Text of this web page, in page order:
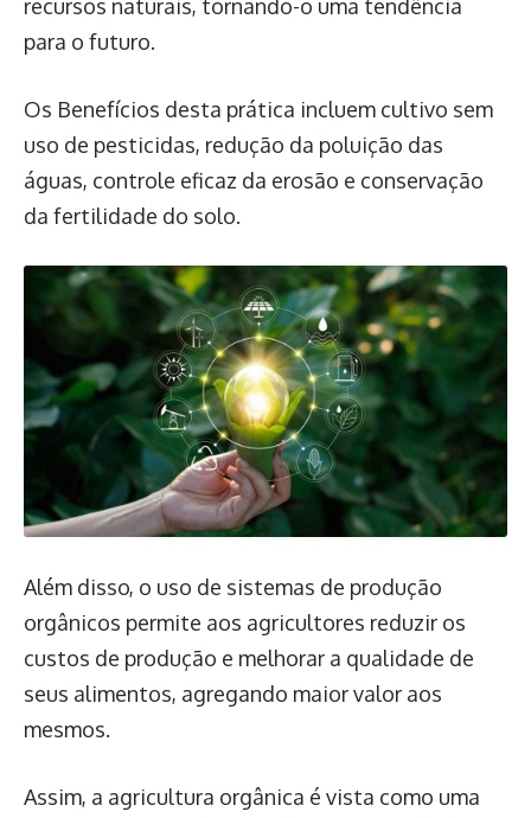
recursos naturais, tornando-o uma tendência
para o futuro.
Os Benefícios desta prática incluem cultivo sem
uso de pesticidas, redução da poluição das
águas, controle eficaz da erosão e conservação
da fertilidade do solo.
Além disso, o uso de sistemas de produção
orgânicos permite aos agricultores reduzir os
custos de produção e melhorar a qualidade de
seus alimentos, agregando maior valor aos
mesmos.
Assim, a agricultura orgânica é vista como uma